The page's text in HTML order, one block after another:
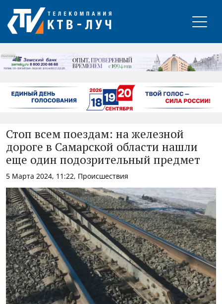
РЕКЛАМА
Стоп всем поездам: на железной
дороге в Самарской области нашли
еще один подозрительный предмет
5 Марта 2024, 11:22, Происшествия